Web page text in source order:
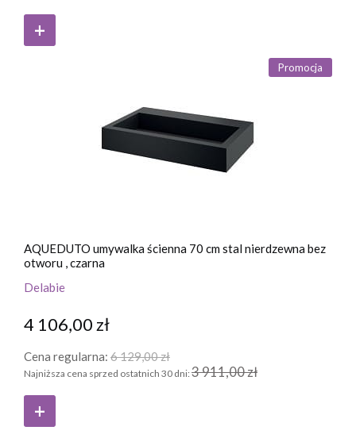
AQUEDUTO umywalka ścienna 70 cm stal nierdzewna bez
otworu , czarna
Delabie
4 106,00 zł
Cena regularna: 6 129,00 zł
Najniższa cena sprzed ostatnich 30 dni: 3 911,00 zł
Promocja